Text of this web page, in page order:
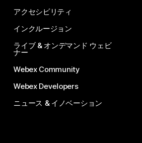
アクセシビリティ
インクルージョン
ライブ & オンデマンド ウェビ
ナー
Webex Community
Webex Developers
ニュース & イノベーション